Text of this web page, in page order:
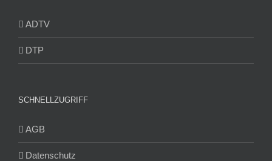
ADTV
DTP
SCHNELLZUGRIFF
AGB
Datenschutz